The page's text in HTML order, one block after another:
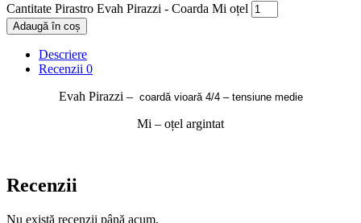
Cantitate Pirastro Evah Pirazzi - Coarda Mi oțel
Adaugă în coș
Descriere
Recenzii 0
Evah Pirazzi – coardă vioară 4/4 – tensiune medie
Mi – oțel argintat
Recenzii
Nu există recenzii până acum.